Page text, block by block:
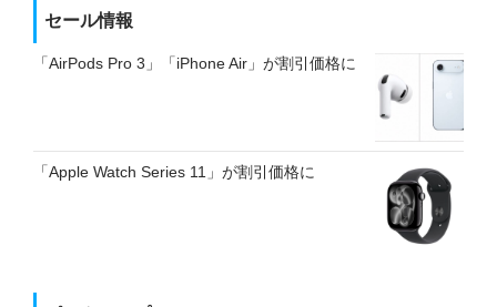
セール情報
「AirPods Pro 3」「iPhone Air」が割引価格に
「Apple Watch Series 11」が割引価格に